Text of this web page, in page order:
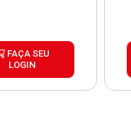
FAÇA SEU
LOGIN